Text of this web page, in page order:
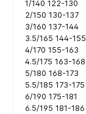
1/140 122-130
2/150 130-137
3/160 137-144
3.5/165 144-155
4/170 155-163
4.5/175 163-168
5/180 168-173
5.5/185 173-175
6/190 175-181
6.5/195 181-186